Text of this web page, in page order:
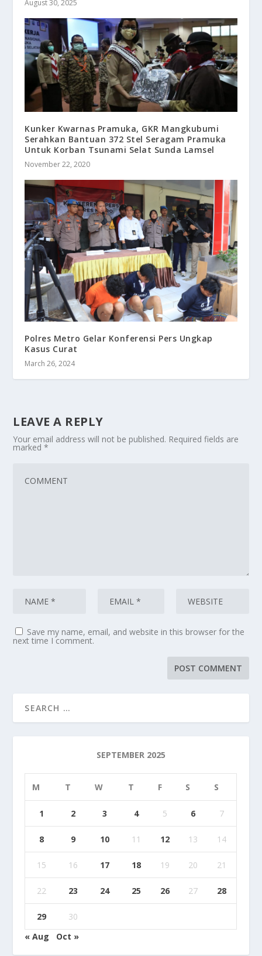
August 30, 2025
Kunker Kwarnas Pramuka, GKR Mangkubumi
Serahkan Bantuan 372 Stel Seragam Pramuka
Untuk Korban Tsunami Selat Sunda Lamsel
November 22, 2020
Polres Metro Gelar Konferensi Pers Ungkap
Kasus Curat
March 26, 2024
LEAVE A REPLY
Your email address will not be published. Required fields are
marked*
Save my name, email, and website in this browser for the
next time I comment.
SEPTEMBER 2025
M T W T F S S
1 2 3 4 5 6 7
8 9 10 11 12 13 14
15 16 17 18 19 20 21
22 23 24 25 26 27 28
29
30
« Aug
Oct »